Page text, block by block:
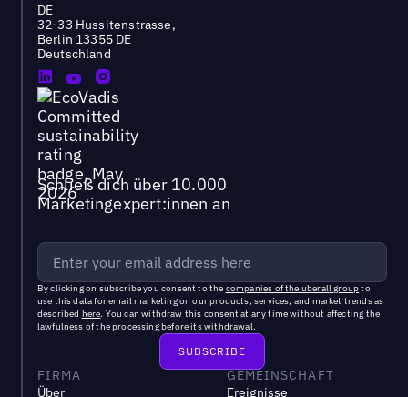
DE
32-33 Hussitenstrasse,
Berlin 13355 DE
Deutschland
Schließ dich über 10.000
Marketingexpert:innen an
By clicking on subscribe you consent to the companies of the uberall groupto
use this data for email marketing on our products, services, and market trends as
described here. You can withdraw this consent at any time without affecting the
lawfulness of the processing before its withdrawal.
FIRMA
Über
GEMEINSCHAFT
Ereignisse